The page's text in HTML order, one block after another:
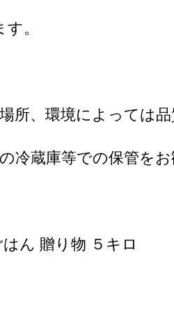
。
所、環境によっては
蔵庫等での保管をお
ん 贈り物 ５キロ